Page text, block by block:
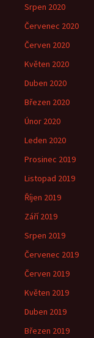
Srpen 2020
Červenec 2020
Červen 2020
Květen 2020
Duben 2020
Březen 2020
Únor 2020
Leden 2020
Prosinec 2019
Listopad 2019
Říjen 2019
Září 2019
Srpen 2019
Červenec 2019
Červen 2019
Květen 2019
Duben 2019
Březen 2019